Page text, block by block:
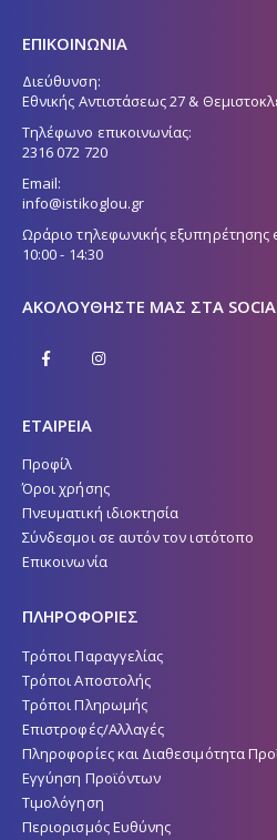
ΕΠΙΚΟΙΝΩΝΙΑ
Διεύθυνση:
Εθνικής Αντιστάσεως 27 &
Τηλέφωνο επικοινωνίας:
2316 072 720
Email:
info@istikoglou.gr
Ωράριο τηλεφωνικής εξυπηρέτησης
10:00 - 14:30
ΑΚΟΛΟΥΘΉΣΤΕ ΜΑΣ ΣΤΑ
ΕΤΑΙΡΕΙΑ
Προφίλ
Όροι χρήσης
Πνευματική ιδιοκτησία
Σύνδεσμοι σε αυτόν τον ιστότοπο
Επικοινωνία
ΠΛΗΡΟΦΟΡΙΕΣ
Τρόποι Παραγγελίας
Τρόποι Αποστολής
Τρόποι Πληρωμής
Επιστροφές/Αλλαγές
Πληροφορίες και Διαθεσιμότητα
Εγγύηση Προϊόντων
Τιμολόγηση
Περιορισμός Ευθύνης